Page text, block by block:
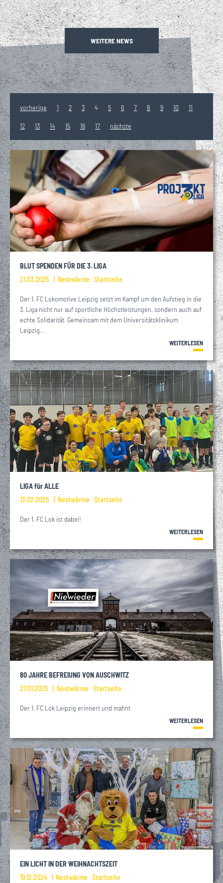
WEITERE NEWS
vorherige 1 2 3 4 5 6 7 8 9 10 11
12 13 14 15 16 17 nächste
BLUT SPENDEN FÜR DIE 3. LIGA
21.03.2025
Nestwärme Startseite
Der 1. FC Lokomotive Leipzig setzt im Kampf um den Aufstieg in die
3. Liga nicht nur auf sportliche Höchstleistungen, sondern auch auf
echte Solidarität. Gemeinsam mit dem Universitätsklinikum
Leipzig…
WEITERLESEN
LIGA für ALLE
13.02.2025
Nestwärme Startseite
Der 1. FC Lok ist dabei!
WEITERLESEN
80 JAHRE BEFREIUNG VON AUSCHWITZ
27.01.2025
Nestwärme Startseite
Der 1. FC Lok Leipzig erinnert und mahnt
WEITERLESEN
EIN LICHT IN DER WEIHNACHTSZEIT
19.12.2024
Nestwärme Startseite